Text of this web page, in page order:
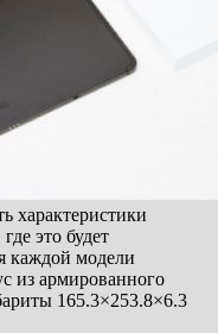
характеристики
это будет
каждой модели
из армированного
165.3×253.8×6.3